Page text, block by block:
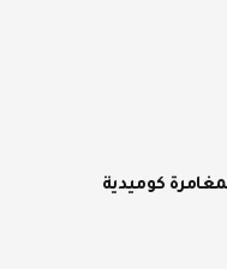
كوميدية